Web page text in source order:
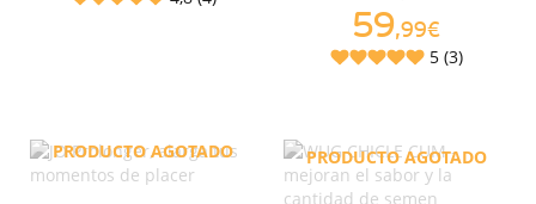
59,99€
5 (3)
PRODUCTO AGOTADO PRODUCTO AGOTADO